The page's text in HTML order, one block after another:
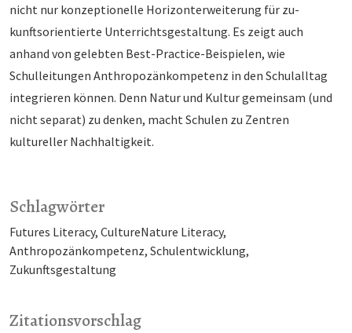
Schlagwörter
Futures Literacy CultureNature Literacy
Anthropozänkompetenz Schulentwicklung
Zukunftsgestaltung
Zitationsvorschlag
nicht nur konzeptionelle Horizonterweiterung für zu­
kunftsorientierte Unterrichtsgestaltung. Es zeigt auch
anhand von gelebten Best-Practice-Beispielen, wie
Schulleitungen Anthropozänkompetenz in den Schulalltag
integrieren können. Denn Natur und Kultur gemeinsam (und
nicht separat) zu denken, macht Schulen zu Zentren
kultureller Nachhaltigkeit.